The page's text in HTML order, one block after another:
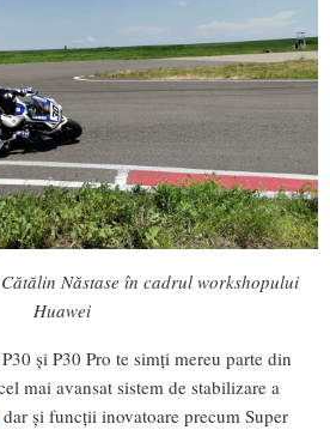
Năstase în cadrul workshopului
Huawei
și P30 Pro te simți mereu parte din
mai avansat sistem de stabilizare a
dar și funcții inovatoare precum Super